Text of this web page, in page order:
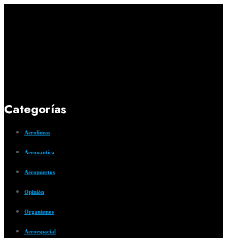
Categorías
Aerolíneas
Aeronautica
Aeropuertos
Opinión
Organismos
Aeroespacial